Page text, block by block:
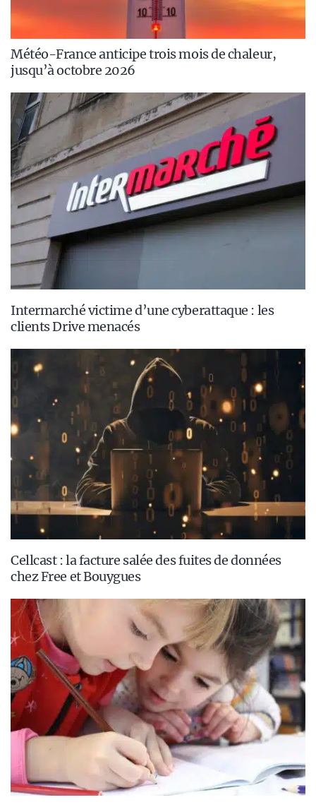
Météo-France anticipe trois mois de chaleur,
jusqu’à octobre 2026
Intermarché victime d’une cyberattaque : les
clients Drive menacés
Cellcast : la facture salée des fuites de données
chez Free et Bouygues